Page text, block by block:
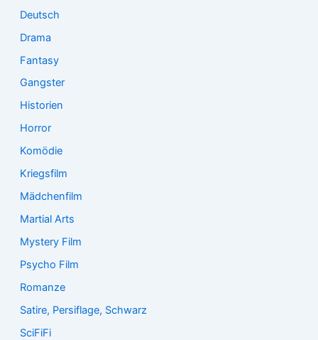
Deutsch
Drama
Fantasy
Gangster
Historien
Horror
Komödie
Kriegsfilm
Mädchenfilm
Martial Arts
Mystery Film
Psycho Film
Romanze
Satire, Persiflage, Schwarz
SciFiFi